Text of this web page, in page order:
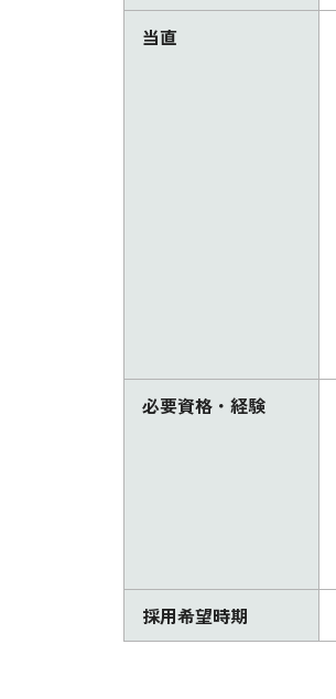
当直
必要資格・経験
採用希望時期